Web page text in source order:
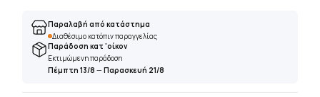
Παραλαβή από κατάστημα
Διαθέσιμο κατόπιν παραγγελίας
Παράδοση κατ 'οίκον
Εκτιμώμενη παράδοση
Πέμπτη 13/8 —Παρασκευή 21/8